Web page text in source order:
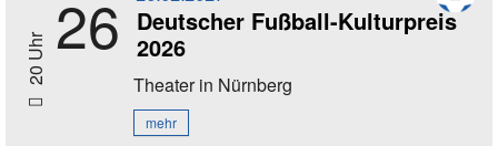
20 Uhr 26
Deutscher Fußball-Kulturpreis
2026
Theaterin Nürnberg
mehr